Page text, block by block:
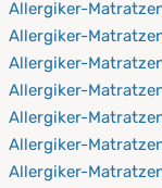
Allergiker-
Allergiker-
Allergiker-
Allergiker-
Allergiker-
Allergiker-
Allergiker-